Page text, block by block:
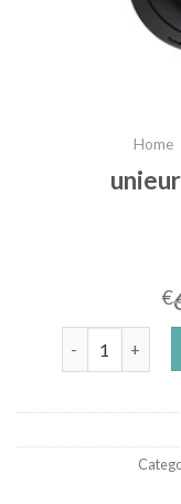
Home
€
unieuro cuffie